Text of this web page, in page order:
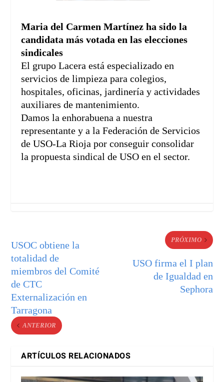
Maria del Carmen Martínez ha sido la
candidata más votada en las elecciones
sindicales
El grupo Lacera está especializado en
servicios de limpieza para colegios,
hospitales, oficinas, jardinería y actividades
auxiliares de mantenimiento.
Damos la enhorabuena a nuestra
representante y a la Federación de Servicios
de USO-La Rioja por conseguir consolidar
la propuesta sindical de USO en el sector.
USOC obtiene la
totalidad de
miembros del Comité
de CTC
Externalización en
Tarragona
ANTERIOR
PRÓXIMO
USO firma el I plan
de Igualdad en
Sephora
ARTÍCULOS RELACIONADOS